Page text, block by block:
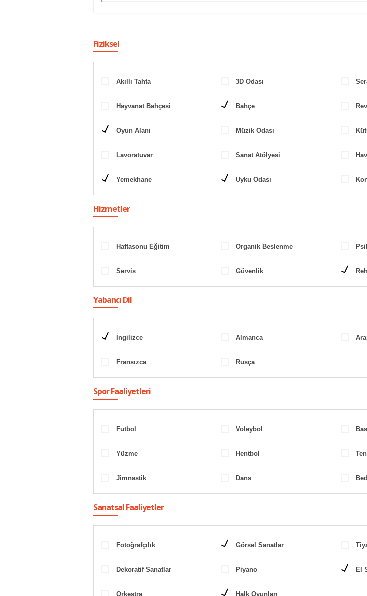
Fiziksel
Akıllı Tahta 3D Odası
Hayvanat Bahçesi Bahçe
Oyun Alanı Müzik Odası
Lavoratuvar Sanat Atölyesi
Yemekhane Uyku Odası
Hizmetler
Haftasonu Eğitim Organik Beslenme
Servis Güvenlik
Yabancı Dil
İngilizce Almanca
Fransızca Rusça
Spor Faaliyetleri
Futbol Voleybol
Yüzme Hentbol
Jimnastik Dans
Sanatsal Faaliyetler
Fotoğrafçılık Görsel Sanatlar
Dekoratif Sanatlar Piyano El
Orkestra Halk Oyunları